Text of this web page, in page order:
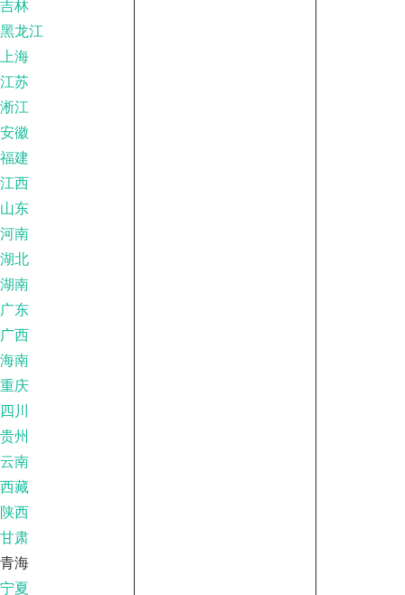
吉林
黑龙江
上海
江苏
淅江
安徽
福建
江西
山东
河南
湖北
湖南
广东
广西
海南
重庆
四川
贵州
云南
西藏
陕西
甘肃
青海
宁夏